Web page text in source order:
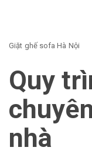
Giặt ghế sofa Hà Nội
Quy
nhà